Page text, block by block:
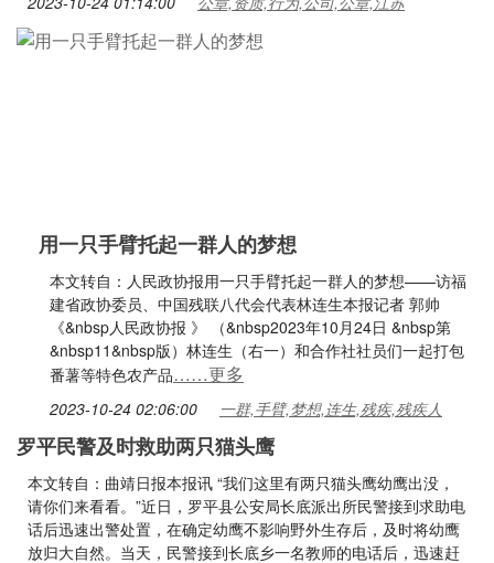
用一只手臂托起一群人的梦想
本文转自：人民政协报用一只手臂托起一群人的梦想——访福
建省政协委员、中国残联八代会代表林连生本报记者 郭帅
《&nbsp人民政协报 》 （&nbsp2023年10月24日 &nbsp第
&nbsp11&nbsp版）林连生（右一）和合作社社员们一起打包
番薯等特色农产品……更多
2023-10-24 02:06:00 一群,手臂,梦想,连生,残疾,残疾人
罗平民警及时救助两只猫头鹰
本文转自：曲靖日报本报讯 “我们这里有两只猫头鹰幼鹰出没，
请你们来看看。”近日，罗平县公安局长底派出所民警接到求助电
话后迅速出警处置，在确定幼鹰不影响野外生存后，及时将幼鹰
放归大自然。当天，民警接到长底乡一名教师的电话后，迅速赶